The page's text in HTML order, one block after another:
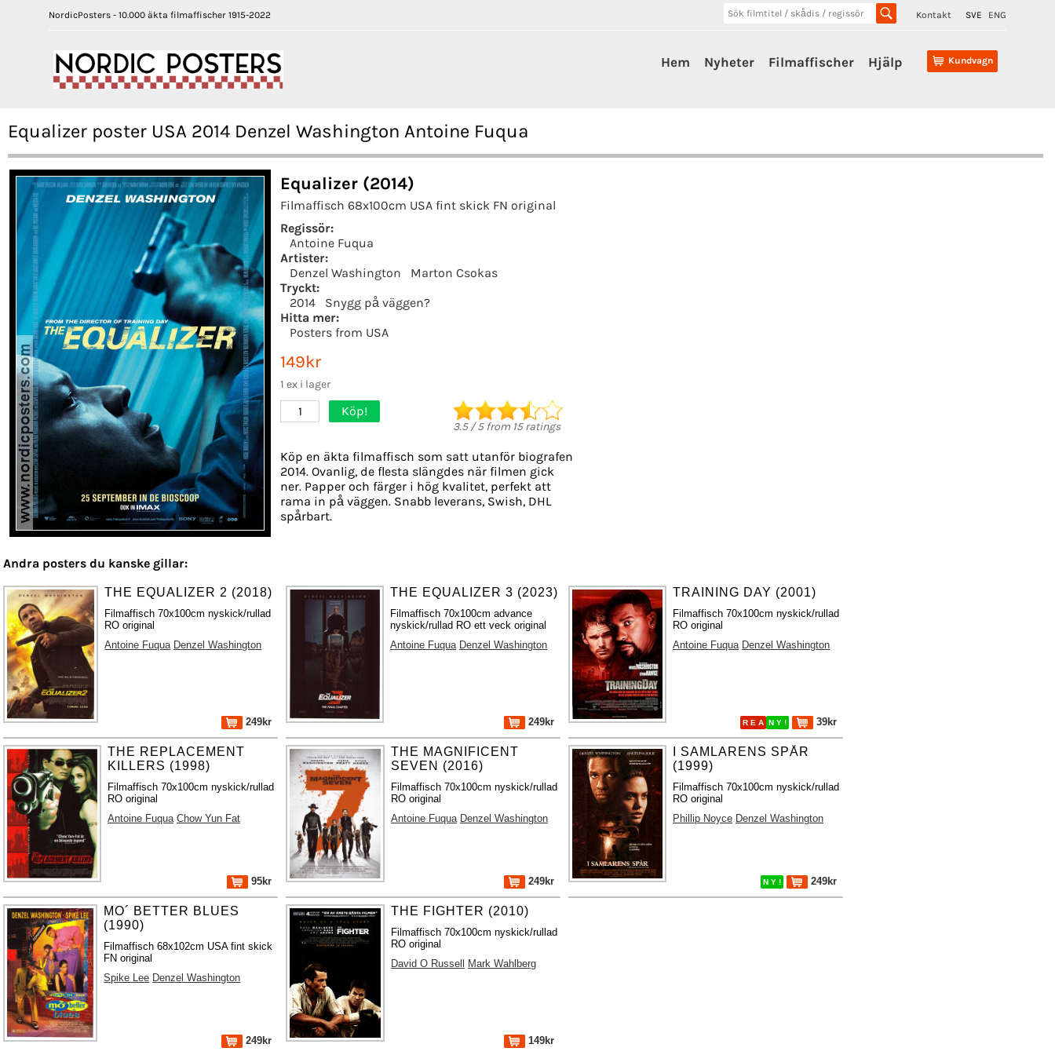
NordicPosters - 10.000 äkta filmaffischer 1915-2022 Kontakt SVE ENG
Kundvagn
Hem Nyheter Filmaffischer Hjälp
Equalizer poster USA 2014 Denzel Washington Antoine Fuqua
Equalizer (2014)
Filmaffisch 68x100cm USA fint skick FN original
Regissör:
Antoine Fuqua
Artister:
Denzel Washington
Marton Csokas
Tryckt:
2014
Snygg på väggen?
Hitta mer:
Posters from USA
149kr
1 ex i lager
1 Köp!
3.5/5from 15ratings
Köp en äkta filmaffisch som satt utanför biografen
2014. Ovanlig, de flesta slängdes när filmen gick
ner. Papper och färger i hög kvalitet, perfekt att
rama in på väggen. Snabb leverans, Swish, DHL
spårbart.
Andra posters du kanske gillar:
THE EQUALIZER 2 (2018)
Filmaffisch 70x100cm nyskick/rullad
RO original
Antoine Fuqua Denzel Washington
249kr
THE EQUALIZER 3 (2023)
Filmaffisch 70x100cm advance
nyskick/rullad RO ett veck original
Antoine Fuqua Denzel Washington
249kr
TRAINING DAY (2001)
Filmaffisch 70x100cm nyskick/rullad
RO original
Antoine Fuqua Denzel Washington
R E A N Y ! 39kr
THE REPLACEMENT
KILLERS (1998)
Filmaffisch 70x100cm nyskick/rullad
RO original
Antoine Fuqua Chow Yun Fat
95kr
THE MAGNIFICENT
SEVEN (2016)
Filmaffisch 70x100cm nyskick/rullad
RO original
Antoine Fuqua Denzel Washington
249kr
I SAMLARENS SPÅR
(1999)
Filmaffisch 70x100cm nyskick/rullad
RO original
Phillip Noyce Denzel Washington
N Y ! 249kr
MO´ BETTER BLUES
(1990)
Filmaffisch 68x102cm USA fint skick
FN original
Spike Lee Denzel Washington
249kr
THE FIGHTER (2010)
Filmaffisch 70x100cm nyskick/rullad
RO original
David O Russell Mark Wahlberg
149kr